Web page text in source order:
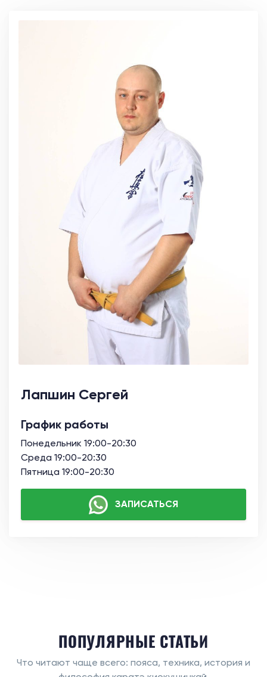
Лапшин Сергей
График работы
Понедельник 19:00-20:30
Среда 19:00-20:30
Пятница 19:00-20:30
ЗАПИСАТЬСЯ
ПОПУЛЯРНЫЕ СТАТЬИ
Что читают чаще всего: пояса, техника, история и